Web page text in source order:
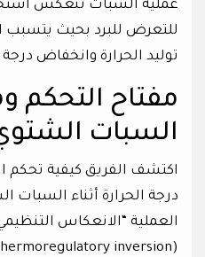
عملية السبات تنعكس
للتعرض للبرد بحيث يتسبب
توليد الحرارة وانخفاض
مفتاح التحكم
السبات
اكتشف الفريق كيفية تحكم
درجة الحرارة أثناء
العملية “الانعكاس
(thermoregulatory inversion).